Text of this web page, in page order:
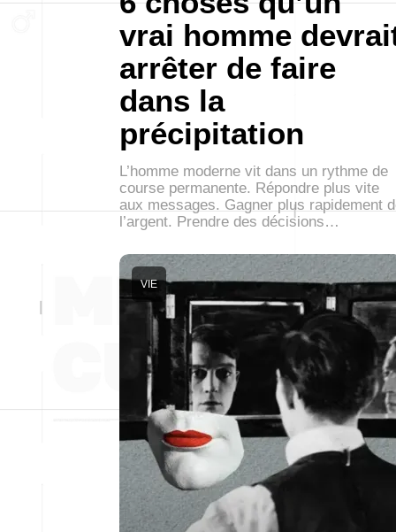
vrai homme
arrêter de faire
dans la
précipitation
L’homme moderne vit dans un rythme de
course permanente. Répondre plus vite
aux messages. Gagner plus rapidement
l’argent. Prendre des décisions…
VIE